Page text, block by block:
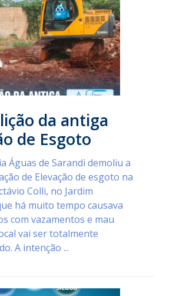
da antiga
de Esgoto
Águas de Sarandi demoliu a
de Elevação de esgoto na
Colli, no Jardim
há muito tempo causava
com vazamentos e mau
vai ser totalmente
A intenção ...